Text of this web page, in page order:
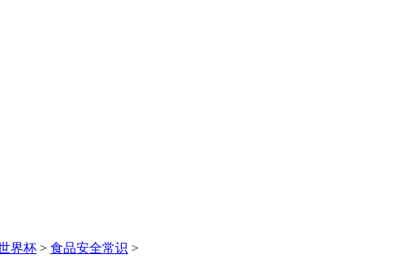
界杯 > 食品安全常识 >